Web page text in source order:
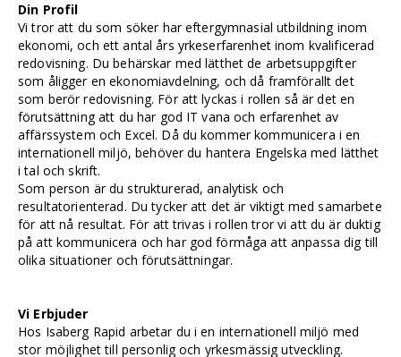
Din Profil
Vi tror att du som söker har eftergymnasial utbildning inom
ekonomi, och ett antal års yrkeserfarenhet inom kvalificerad
redovisning. Du behärskar med lätthet de arbetsuppgifter
som åligger en ekonomiavdelning, och då framförallt det
som berör redovisning. För att lyckas i rollen så är det en
förutsättning att du har god IT vana och erfarenhet av
affärssystem och Excel. Då du kommer kommunicera i en
internationell miljö, behöver du hantera Engelska med lätthet
i tal och skrift.
Som person är du strukturerad, analytisk och
resultatorienterad. Du tycker att det är viktigt med samarbete
för att nå resultat. För att trivas i rollen tror vi att du är duktig
på att kommunicera och har god förmåga att anpassa dig till
olika situationer och förutsättningar.
Vi Erbjuder
Hos Isaberg Rapid arbetar du i en internationell miljö med
stor möjlighet till personlig och yrkesmässig utveckling.